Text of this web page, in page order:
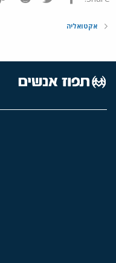
אקטואליה